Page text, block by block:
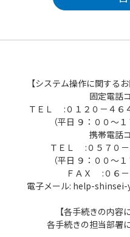
【システム操作に関する
固定電話
ＴＥＬ :０１２０－４６
（平日 ９：００～１
携帯電話
ＴＥＬ :０５７０－
（平日 ９：００～１
ＦＡＸ :０６－
電子メール: help-
【各手続きの内容
各手続きの担当部署